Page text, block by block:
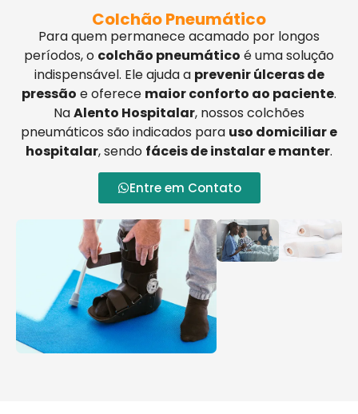
Colchão Pneumático
Para quem permanece acamado por longos
períodos, o colchão pneumático é uma solução
indispensável. Ele ajuda a prevenir úlceras de
pressão e oferece maior conforto ao paciente.
NaAlento Hospitalar, nossos colchões
pneumáticos são indicados para uso domiciliar e
hospitalar, sendo fáceis de instalar e manter.
Entre em Contato